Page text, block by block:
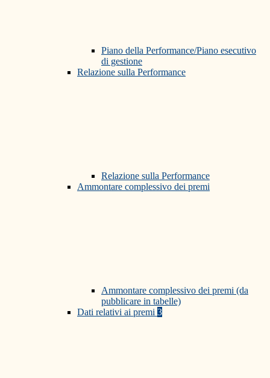
Piano della Performance/Piano esecutivo
di gestione
Relazione sulla Performance
Relazione sulla Performance
Ammontare complessivo dei premi
Ammontare complessivo dei premi (da
pubblicare in tabelle)
Dati relativi ai premi 3